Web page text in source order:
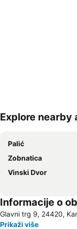
Explore
Palić
Zobnatica
Vinski Dvor
Informacije o
Glavni trg 9, 24420,
Prikaži više